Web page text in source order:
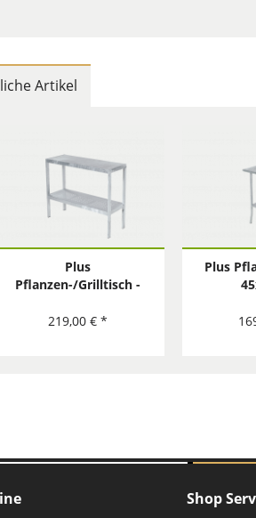
Artikel
Plus
Pflanzen-/Grilltisch -
219,00 € *
Plus
Shop